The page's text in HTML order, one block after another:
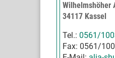
Wilhelmshöher
34117 Kassel
Tel.: 0561/
Fax: 0561/